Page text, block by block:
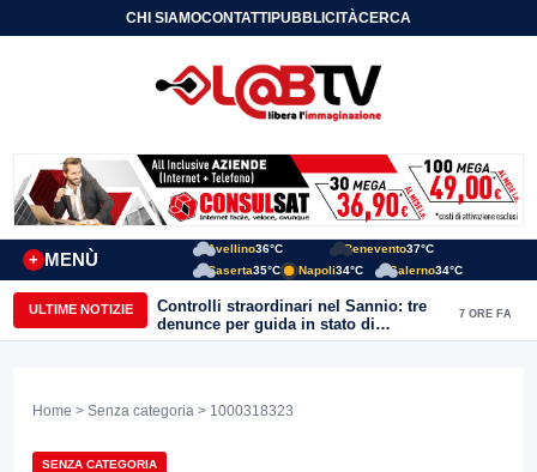
CHI SIAMOCONTATTIPUBBLICITÀCERCA
MENÙ
+
Avellino36°C Benevento37°C
Caserta35°C Napoli34°C Salerno34°C
ULTIME NOTIZIE
Controlli straordinari nel Sannio: tre
denunce per guida in stato di
ebbrezza, un arresto e 1.500 kg di
7 ORE FA
Home > Senza categoria > 1000318323
SENZA CATEGORIA